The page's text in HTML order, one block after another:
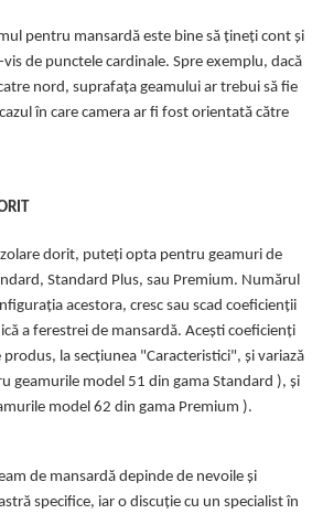
pentru mansardă este bine să țineți cont și
de punctele cardinale. Spre exemplu, dacă
nord, suprafața geamului ar trebui să fie
în care camera ar fi fost orientată către
dorit, puteți opta pentru geamuri de
Standard Plus, sau Premium. Numărul
acestora, cresc sau scad coeficienții
a ferestrei de mansardă. Acești coeficienți
la secțiunea "Caracteristici", și variază
geamurile model 51 din gama Standard ), și
model 62 din gama Premium ).
de mansardă depinde de nevoile și
specifice, iar o discuție cu un specialist în